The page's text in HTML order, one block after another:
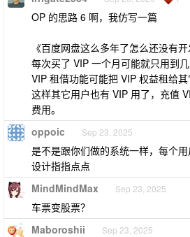
OP 的思路 6 啊，我仿写一篇
《百度网盘这么多年了怎么还没有
每次买了 VIP 一个月可能就只用到
VIP 租借功能可能把 VIP 权益租给
这样其它用户也有 VIP 用了，充值
费用。
oppoic Sep 23, 2025
是不是跟你们做的系统一样，每个
设计指指点点
MindMindMax Sep 23, 2025
车票变股票？
Maboroshii Sep 23, 2025